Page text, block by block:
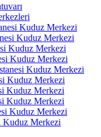
Kuduz Merkezi
Kuduz Merkezi
Kuduz Merkezi
Kuduz Merkezi
Kuduz Merkezi
Kuduz Merkezi
Kuduz Merkezi
Kuduz Merkezi
Kuduz Merkezi
Kuduz Merkezi